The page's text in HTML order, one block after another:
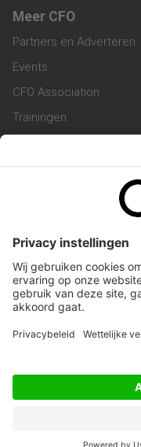
Meer CFO
Partners en Adverteren
Events
CFO Association
Trainingen
Vacatures
Service & Contact
Werken bij ons
Privacy Statement
Algemene Voorwaarden